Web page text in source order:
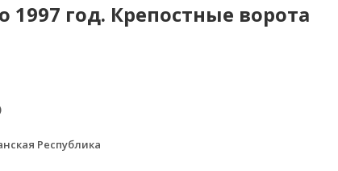
год. Крепостные ворота
Республика